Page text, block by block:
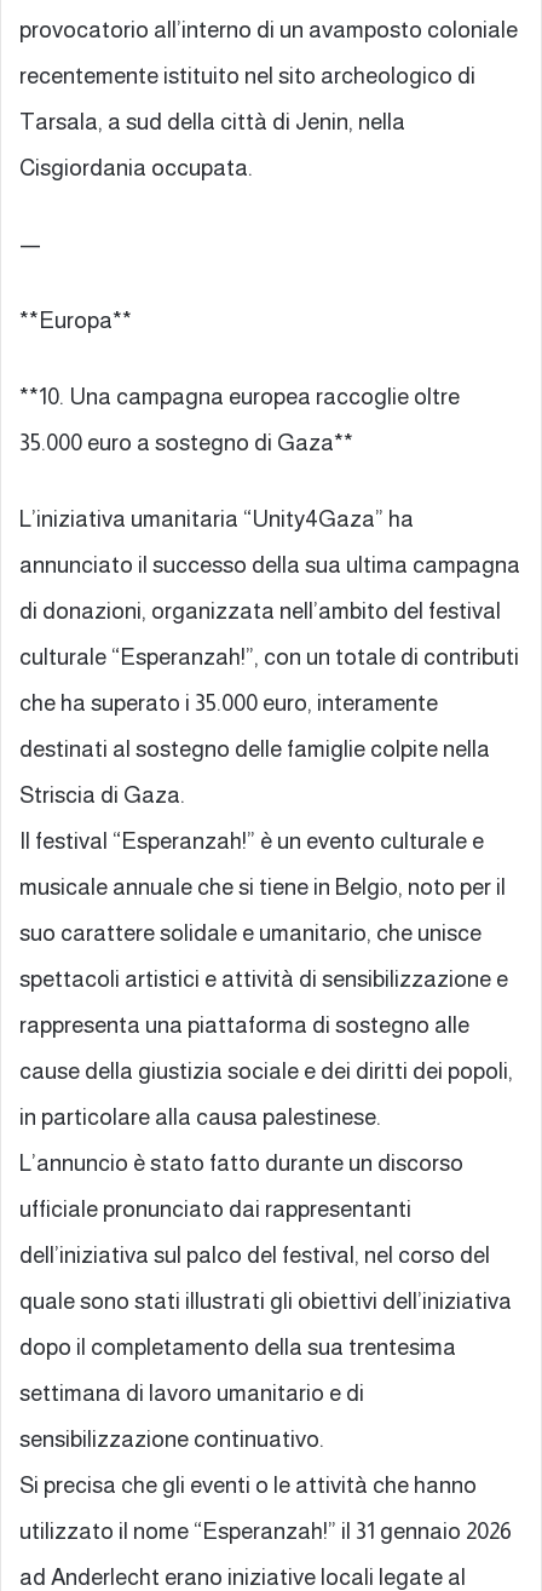
provocatorio all’interno di un avamposto coloniale
recentemente istituito nel sito archeologico di
Tarsala, a sud della città di Jenin, nella
Cisgiordania occupata.
—
**Europa**
**10. Una campagna europea raccoglie oltre
35.000 euro a sostegno di Gaza**
L’iniziativa umanitaria “Unity4Gaza” ha
annunciato il successo della sua ultima campagna
di donazioni, organizzata nell’ambito del festival
culturale “Esperanzah!”, con un totale di contributi
che ha superato i 35.000 euro, interamente
destinati al sostegno delle famiglie colpite nella
Striscia di Gaza.
Il festival “Esperanzah!” è un evento culturale e
musicale annuale che si tiene in Belgio, noto per il
suo carattere solidale e umanitario, che unisce
spettacoli artistici e attività di sensibilizzazione e
rappresenta una piattaforma di sostegno alle
cause della giustizia sociale e dei diritti dei popoli,
in particolare alla causa palestinese.
L’annuncio è stato fatto durante un discorso
ufficiale pronunciato dai rappresentanti
dell’iniziativa sul palco del festival, nel corso del
quale sono stati illustrati gli obiettivi dell’iniziativa
dopo il completamento della sua trentesima
settimana di lavoro umanitario e di
sensibilizzazione continuativo.
Si precisa che gli eventi o le attività che hanno
utilizzato il nome “Esperanzah!” il 31 gennaio 2026
ad Anderlecht erano iniziative locali legate al